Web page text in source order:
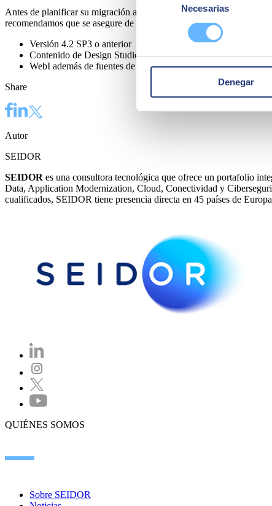
de
consentimiento
Necesarias
Denegar
Antes de planificar su migración a esta última versión, verifique los
recomendamos que se asegure de que exista un plan de corrección
Versión 4.2 SP3 o anterior
Contenido de Design Studio o Lumira Designer
WebI además de fuentes de Free Hand SQL
Share
Autor
SEIDOR
SEIDOR es una consultora tecnológica que ofrece un portafolio
Data, Application Modernization, Cloud, Conectividad y
cualificados, SEIDOR tiene presencia directa en 45 países de
QUIÉNES SOMOS
Sobre SEIDOR